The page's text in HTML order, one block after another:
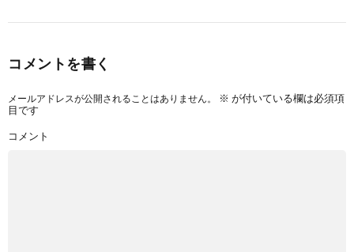
コメントを書く
メールアドレスが公開されることはありません。 ※ が付いている欄は必須項
目です
コメント